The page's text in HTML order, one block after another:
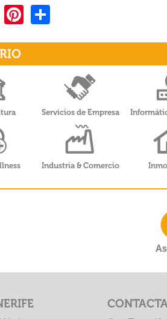
w
Pi
nt
es e
Servicios de Empresa
Industria & Comercio